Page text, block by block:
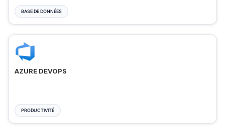
BASE DE DONNÉES
AZURE DEVOPS
PRODUCTIVITÉ